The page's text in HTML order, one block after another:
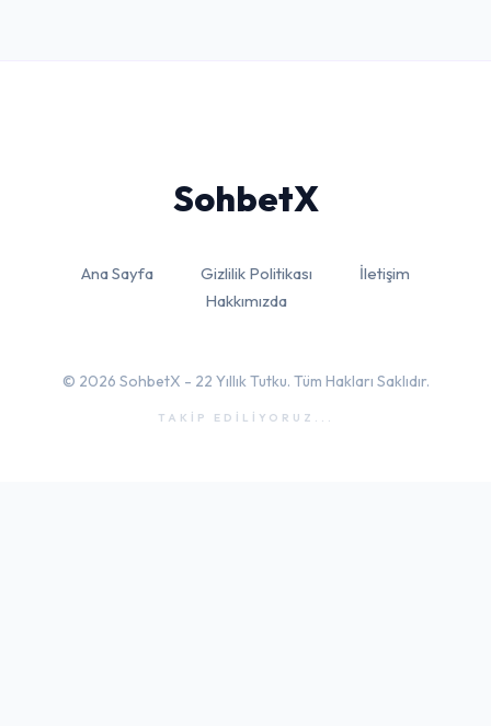
SohbetX
Ana Sayfa Gizlilik Politikası
İletişim
Hakkımızda
© 2026 SohbetX - 22 Yıllık Tutku. Tüm Hakları Saklıdır.
TAKİP EDİLİYORUZ...